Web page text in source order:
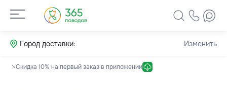
Город доставки: Изменить
Скидка 10% на первый заказ в приложении